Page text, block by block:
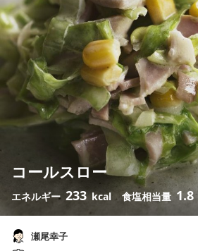
コールスロー
エネルギー 233 kcal 食塩相当量 1.8
瀬尾幸子